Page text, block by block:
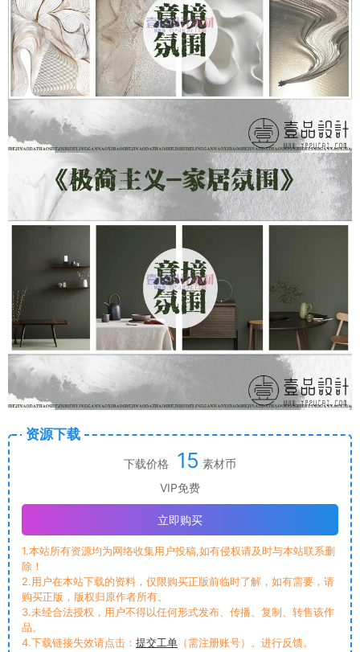
资源下载
下载价格 15 素材币
VIP免费
立即购买
1.本站所有资源均为网络收集用户投稿,如有侵权请及时与本站联系删
除！
2.用户在本站下载的资料，仅限购买正版前临时了解，如有需要，请
购买正版，版权归原作者所有。
3.未经合法授权，用户不得以任何形式发布、传播、复制、转售该作
品。
4.下载链接失效请点击： 提交工单 （需注册账号）。进行反馈。